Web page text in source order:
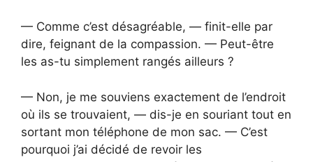
— Comme c’est désagréable, — finit-elle par
dire, feignant de la compassion. — Peut-être
les as-tu simplement rangés ailleurs ?
— Non, je me souviens exactement de l’endroit
où ils se trouvaient, — dis-je en souriant tout en
sortant mon téléphone de mon sac. — C’est
pourquoi j’ai décidé de revoir les